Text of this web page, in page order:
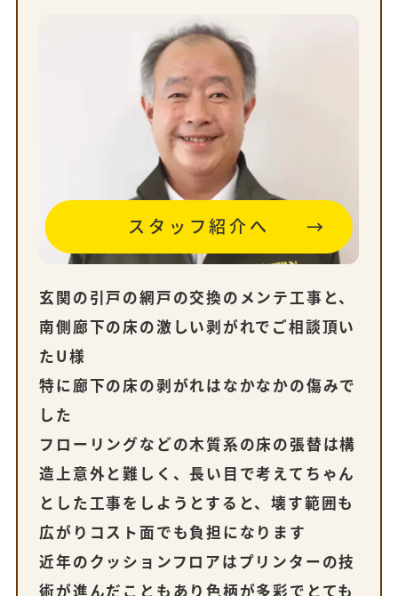
スタッフ紹介へ
玄関の引戸の網戸の交換のメンテ工事と、
南側廊下の床の激しい剥がれでご相談頂い
たU様
特に廊下の床の剥がれはなかなかの傷みで
した
フローリングなどの木質系の床の張替は構
造上意外と難しく、長い目で考えてちゃん
とした工事をしようとすると、壊す範囲も
広がりコスト面でも負担になります
近年のクッションフロアはプリンターの技
術が進んだこともあり色柄が多彩でとても